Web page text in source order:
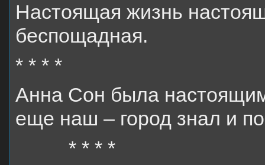
Настоящая жизнь
беспощадная.
* * * *
Анна Сон была
еще наш – город знал и
* * * *